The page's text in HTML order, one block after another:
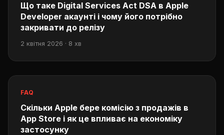
Що таке Digital Services Act DSA в Apple
Developer акаунті і чому його потрібно
закривати до релізу
2 квітня 2026 · 8 хв
FAQ
Скільки Apple бере комісію з продажів в
App Store і як це впливає на економіку
застосунку